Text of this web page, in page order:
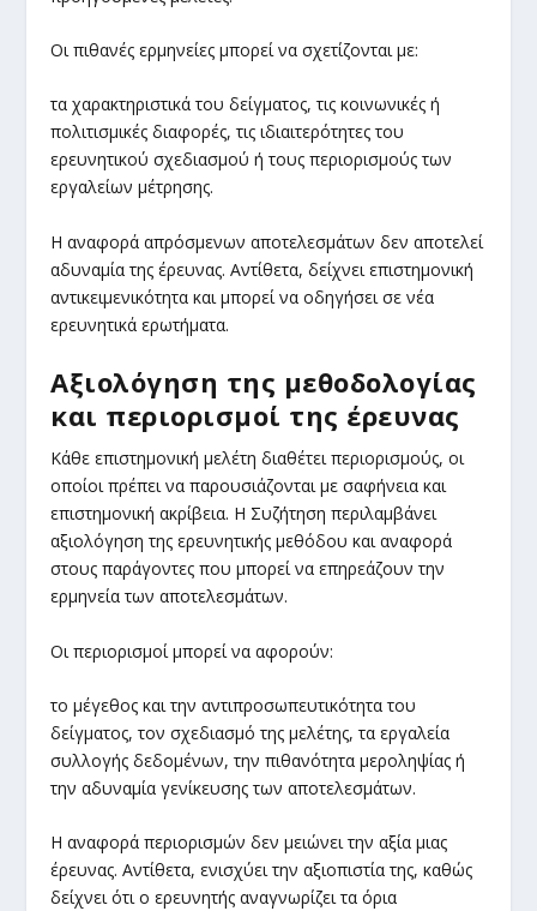
Οι πιθανές ερμηνείες μπορεί να σχετίζονται με:
τα χαρακτηριστικά του δείγματος, τις κοινωνικές ή
πολιτισμικές διαφορές, τις ιδιαιτερότητες του
ερευνητικού σχεδιασμού ή τους περιορισμούς των
εργαλείων μέτρησης.
Η αναφορά απρόσμενων αποτελεσμάτων δεν αποτελεί
αδυναμία της έρευνας. Αντίθετα, δείχνει επιστημονική
αντικειμενικότητα και μπορεί να οδηγήσει σε νέα
ερευνητικά ερωτήματα.
Αξιολόγηση της μεθοδολογίας
και περιορισμοί της έρευνας
Κάθε επιστημονική μελέτη διαθέτει περιορισμούς, οι
οποίοι πρέπει να παρουσιάζονται με σαφήνεια και
επιστημονική ακρίβεια. Η Συζήτηση περιλαμβάνει
αξιολόγηση της ερευνητικής μεθόδου και αναφορά
στους παράγοντες που μπορεί να επηρεάζουν την
ερμηνεία των αποτελεσμάτων.
Οι περιορισμοί μπορεί να αφορούν:
το μέγεθος και την αντιπροσωπευτικότητα του
δείγματος, τον σχεδιασμό της μελέτης, τα εργαλεία
συλλογής δεδομένων, την πιθανότητα μεροληψίας ή
την αδυναμία γενίκευσης των αποτελεσμάτων.
Η αναφορά περιορισμών δεν μειώνει την αξία μιας
έρευνας. Αντίθετα, ενισχύει την αξιοπιστία της, καθώς
δείχνει ότι ο ερευνητής αναγνωρίζει τα όρια